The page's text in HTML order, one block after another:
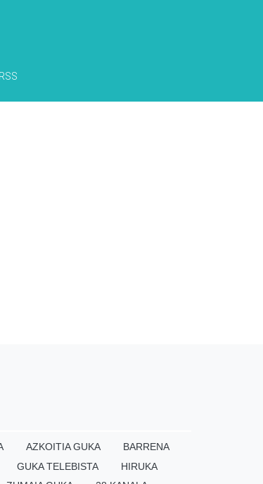
RSS
AZKOITIA GUKA
BARRENA
GUKA TELEBISTA
HIRUKA